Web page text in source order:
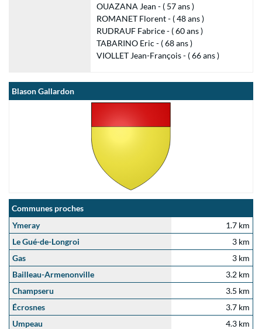
OUAZANA Jean - ( 57 ans )
ROMANET Florent - ( 48 ans )
RUDRAUF Fabrice - ( 60 ans )
TABARINO Eric - ( 68 ans )
VIOLLET Jean-François - ( 66 ans )
Blason Gallardon
Communes proches
Ymeray
1.7 km
Le Gué-de-Longroi
3 km
Gas
3 km
Bailleau-Armenonville
3.2 km
Champseru
3.5 km
Écrosnes
3.7 km
Umpeau
4.3 km